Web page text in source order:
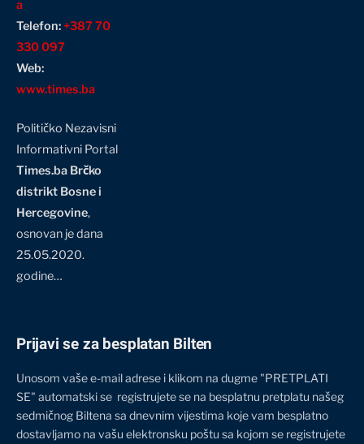
a
Telefon:+387 70
330 097
Web:
www.times.ba
Političko Nezavisni
Informativni Portal
Times.ba Brčko
distrikt Bosne i
Hercegovine,
osnovan je dana
25.05.2020.
godine…
Prijavi se za besplatan Bilten
Unosom vaše e-mail adrese i klikom na dugme "PRETPLATI
SE" automatski se registrujete se na besplatnu pretplatu našeg
sedmičnog Biltena sa dnevnim vijestima koje vam besplatno
dostavljamo na vašu elektronsku poštu sa kojom se registrujete